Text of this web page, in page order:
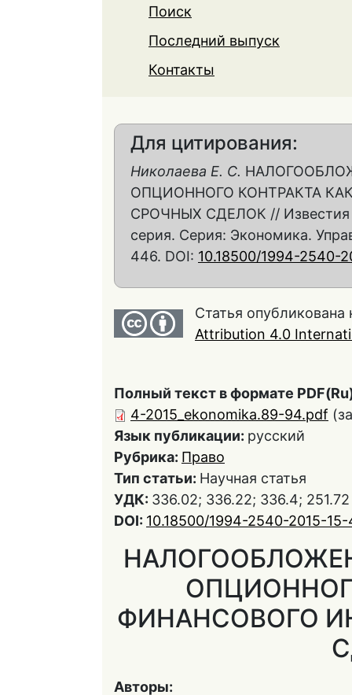
Поиск
Последний выпуск
Контакты
Для цитирования:
Николаева Е. С.
ОПЦИОННОГО КОНТРАКТА
СРОЧНЫХ СДЕЛОК // Известия
серия. Серия: Экономика.
446. DOI: 10.18500/1994-2540-
Статья
Attribution 4.0
Полный текст в формате
4-2015_ekonomika.89-94.pdf
Язык публикации: русский
Рубрика: Право
Тип статьи: Научная статья
УДК: 336.02; 336.22; 336.4; 251.72
DOI: 10.18500/1994-2540-2015-
ФИНАНСОВОГО
Авторы: